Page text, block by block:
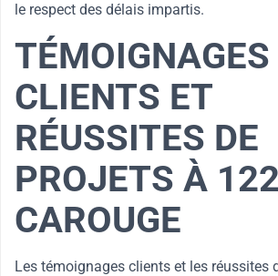
le respect des délais impartis.
TÉMOIGNAGES
CLIENTS ET
RÉUSSITES DE
PROJETS À
CAROUGE
Les témoignages clients et les réussites